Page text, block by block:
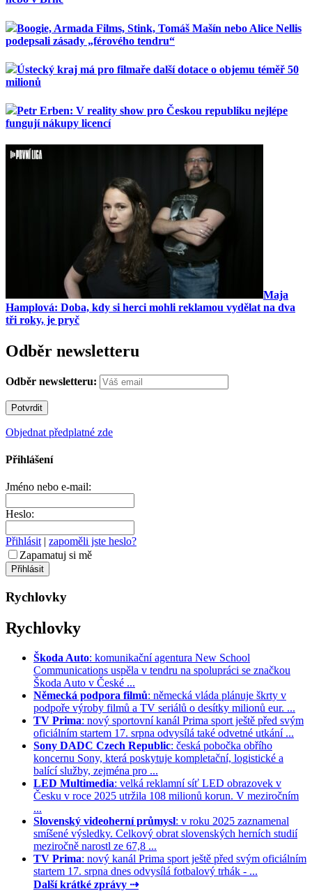
Boogie, Armada Films, Stink, Tomáš Mašín nebo Alice Nellis
podepsali zásady „férového tendru“
Ústecký kraj má pro filmaře další dotace o objemu téměř 50
milionů
Petr Erben: V reality show pro Českou republiku nejlépe
fungují nákupy licencí
Maja
Hamplová: Doba, kdy si herci mohli reklamou vydělat na dva
tři roky, je pryč
Odběr newsletteru
Odběr newsletteru:
Objednat předplatné zde
Přihlášení
Jméno nebo e-mail:
Heslo:
Přihlásit | zapoměli jste heslo?
Zapamatuj si mě
Rychlovky
Rychlovky
Škoda Auto: komunikační agentura New School
Communications uspěla v tendru na spolupráci se značkou
Škoda Auto v České ...
Německá podpora filmů: německá vláda plánuje škrty v
podpoře výroby filmů a TV seriálů o desítky milionů eur. ...
TV Prima: nový sportovní kanál Prima sport ještě před svým
oficiálním startem 17. srpna odvysílá také odvetné utkání ...
Sony DADC Czech Republic: česká pobočka obřího
koncernu Sony, která poskytuje kompletační, logistické a
balící služby, zejména pro ...
LED Multimedia: velká reklamní síť LED obrazovek v
Česku v roce 2025 utržila 108 milionů korun. V meziročním
...
Slovenský videoherní průmysl: v roku 2025 zaznamenal
smíšené výsledky. Celkový obrat slovenských herních studií
meziročně narostl ze 67,8 ...
TV Prima: nový kanál Prima sport ještě před svým oficiálním
startem 17. srpna dnes odvysílá fotbalový trhák - ...
Další krátké zprávy ⇢